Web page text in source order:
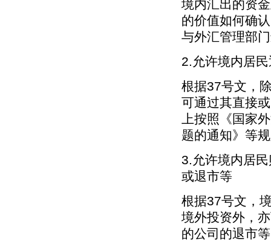
境内汇出的资
的价值如何确
与外汇管理部
2.允许境内居
根据37号文，
可通过其直接
上按照《国家
题的通知》等
3.允许境内居
或退市等
根据37号文，
境外投资外，
的公司的退市